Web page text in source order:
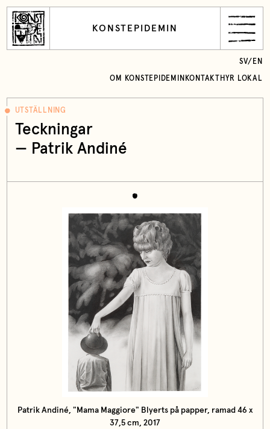
KONSTEPIDEMIN
OM KONSTEPIDEMIN KONTAKT HYR LOKAL
SV/ EN
UTSTÄLLNING
Teckningar
— Patrik Andiné
Patrik Andiné, "Mama Maggiore" Blyerts på papper, ramad 46 x
37,5 cm, 2017